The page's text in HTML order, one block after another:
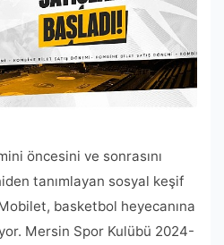
öncesini ve sonrasını
tanımlayan sosyal keşif
basketbol heyecanına
Mersin Spor Kulübü 2024-